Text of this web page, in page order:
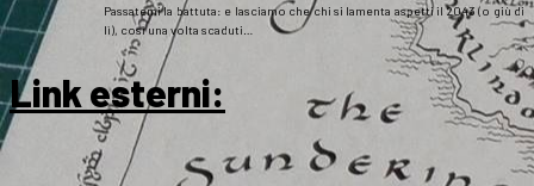
Passatemi la battuta: e lasciamo che chi si lamenta aspetti il 2043 (o giù di
lì), così una volta scaduti…
Link esterni: